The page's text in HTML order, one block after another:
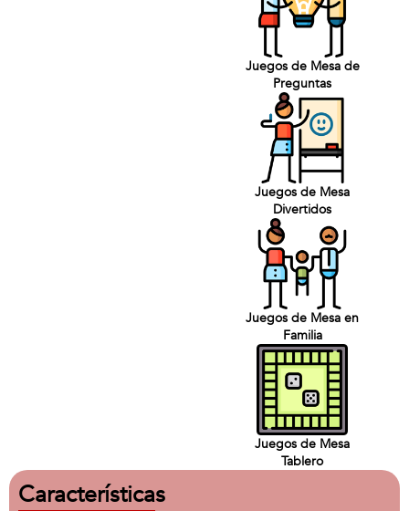
Juegos de Mesa de
Preguntas
Juegos de Mesa
Divertidos
Juegos de Mesa en
Familia
Juegos de Mesa
Tablero
Características